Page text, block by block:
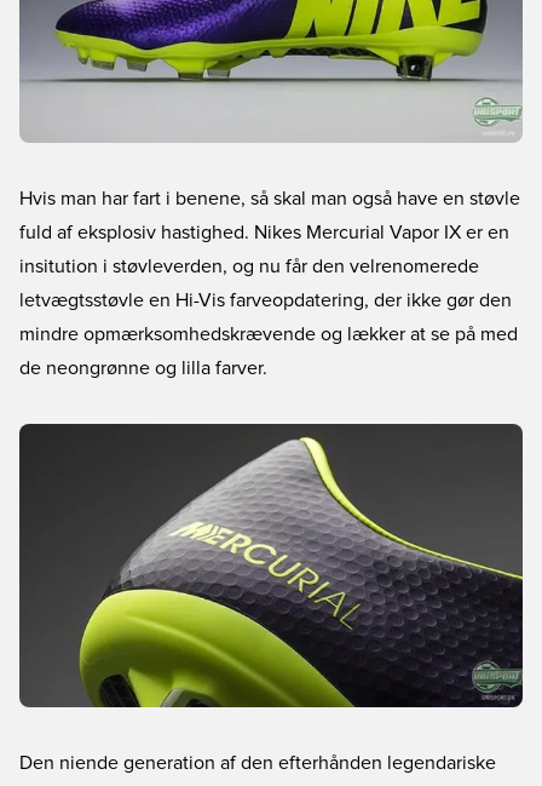
Hvis man har fart i benene, så skal man også have en støvle
fuld af eksplosiv hastighed. Nikes Mercurial Vapor IX er en
insitution i støvleverden, og nu får den velrenomerede
letvægtsstøvle en Hi-Vis farveopdatering, der ikke gør den
mindre opmærksomhedskrævende og lækker at se på med
de neongrønne og lilla farver.
Den niende generation af den efterhånden legendariske